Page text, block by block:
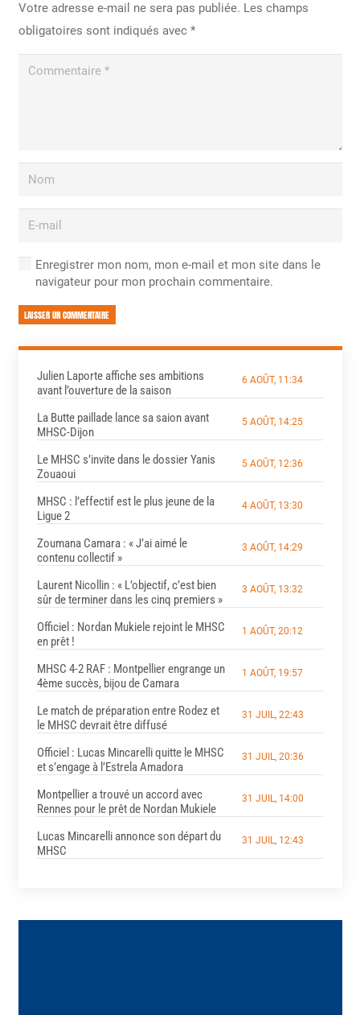
Votre adresse e-mail ne sera pas publiée. Les champs
obligatoires sont indiqués avec *
Enregistrer mon nom, mon e-mail et mon site dans le
navigateur pour mon prochain commentaire.
LAISSER UN COMMENTAIRE
Julien Laporte affiche ses ambitions
avant l’ouverture de la saison
6 AOÛT, 11:34
La Butte paillade lance sa saion avant
MHSC-Dijon
5 AOÛT, 14:25
Le MHSC s’invite dans le dossier Yanis
Zouaoui
5 AOÛT, 12:36
MHSC : l’effectif est le plus jeune de la
Ligue 2
4 AOÛT, 13:30
Zoumana Camara : « J’ai aimé le
contenu collectif »
3 AOÛT, 14:29
Laurent Nicollin : « L’objectif, c’est bien
sûr de terminer dans les cinq premiers »
3 AOÛT, 13:32
Officiel : Nordan Mukiele rejoint le MHSC
en prêt !
1 AOÛT, 20:12
MHSC 4-2 RAF : Montpellier engrange un
4ème succès, bijou de Camara
1 AOÛT, 19:57
Le match de préparation entre Rodez et
le MHSC devrait être diffusé
31 JUIL, 22:43
Officiel : Lucas Mincarelli quitte le MHSC
et s’engage à l’Estrela Amadora
31 JUIL, 20:36
Montpellier a trouvé un accord avec
Rennes pour le prêt de Nordan Mukiele
31 JUIL, 14:00
Lucas Mincarelli annonce son départ du
MHSC
31 JUIL, 12:43